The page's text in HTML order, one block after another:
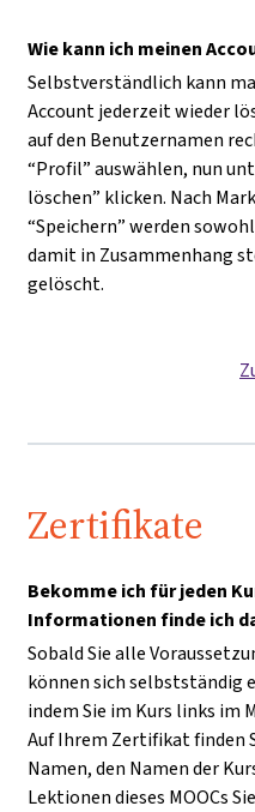
Wie kann ich meinen
Selbstverständlich kann
Account jederzeit wieder
auf den Benutzernamen
“Profil” auswählen, nun
löschen” klicken. Nach
“Speichern” werden
damit in Zusammenhang
gelöscht.
Zertifikate
Bekomme ich für jeden
Informationen finde ich
Sobald Sie alle
können sich selbstständig
indem Sie im Kurs links im
Auf Ihrem Zertifikat finden
Namen, den Namen der
Lektionen dieses MOOCs